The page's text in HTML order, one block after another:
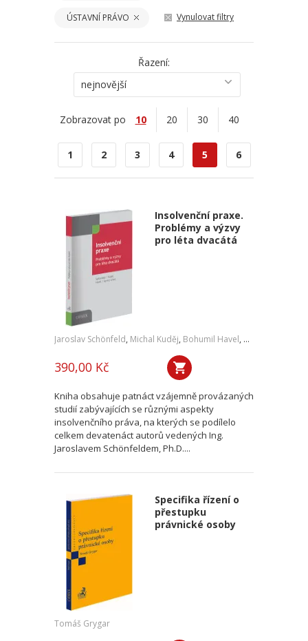
ÚSTAVNÍ PRÁVO Vynulovat filtry
Řazení:
nejnovější
Zobrazovat po 10 20 30 40
1 2 3 4 5 6
Insolvenční praxe.
Problémy a výzvy
pro léta dvacátá
Jaroslav Schönfeld, Michal Kuděj, Bohumil Havel, Petr Sprinz
390,00 Kč
Kniha obsahuje patnáct vzájemně provázaných
studií zabývajících se různými aspekty
insolvenčního práva, na kterých se podílelo
celkem devatenáct autorů vedených Ing.
Jaroslavem Schönfeldem, Ph.D....
Specifika řízení o
přestupku
právnické osoby
Tomáš Grygar